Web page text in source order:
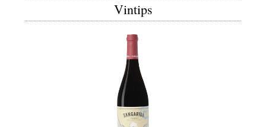
Vintips